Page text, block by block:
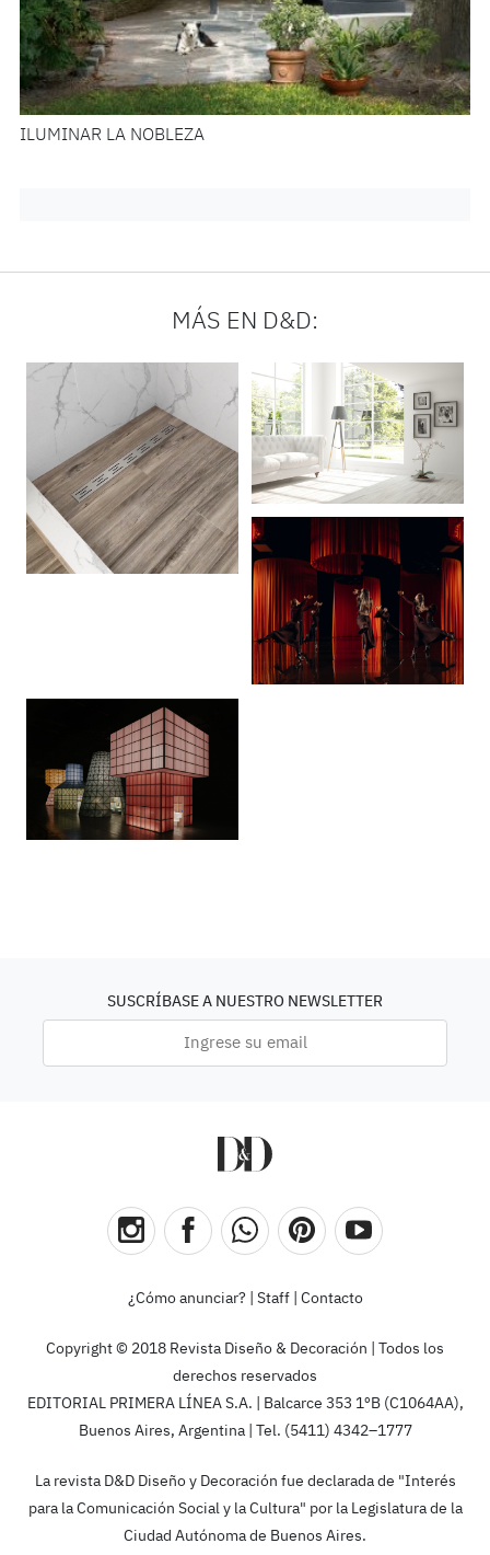
ILUMINAR LA NOBLEZA
MÁS EN D&D:
SUSCRÍBASE A NUESTRO NEWSLETTER
¿Cómo anunciar? Staff| Contacto
Copyright © 2018 Revista Diseño & Decoración | Todos los
derechos reservados
EDITORIAL PRIMERA LÍNEA S.A. | Balcarce 353 1ºB (C1064AA),
Buenos Aires, Argentina | Tel. (5411) 4342–1777
La revista D&D Diseño y Decoración fue declarada de "Interés
para la Comunicación Social y la Cultura" por la Legislatura de la
Ciudad Autónoma de Buenos Aires.